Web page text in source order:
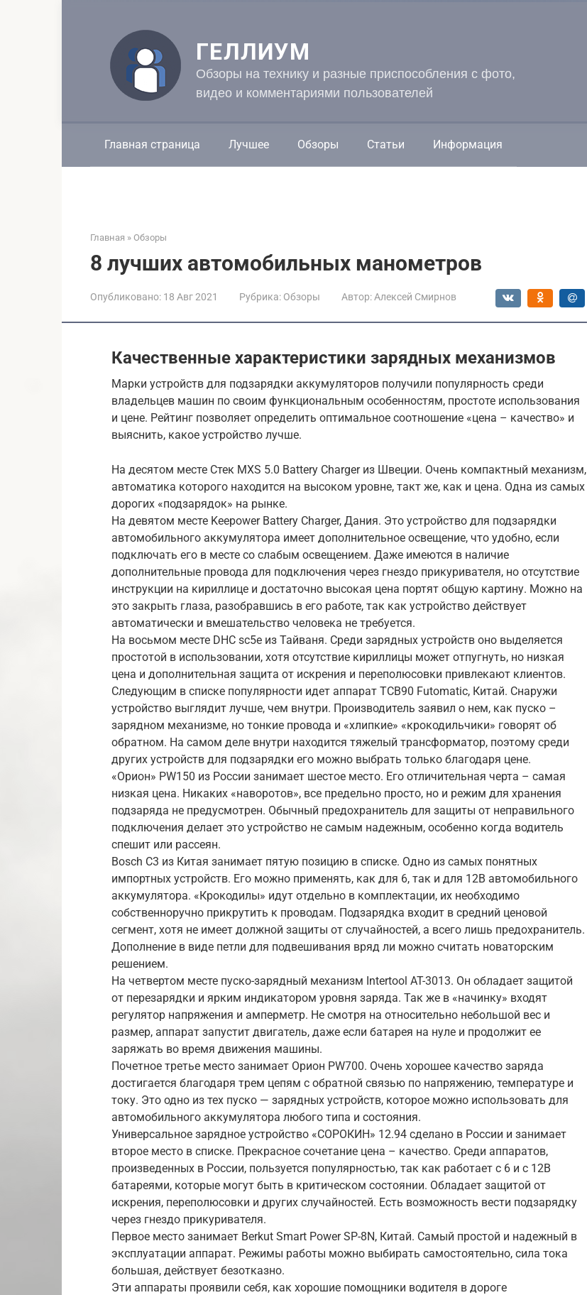
ГЕЛЛИУМ
Обзоры на технику и разные приспособления с фото,
видео и комментариями пользователей
Главная страница Лучшее Обзоры Статьи Информация
Главная » Обзоры
8 лучших автомобильных манометров
Опубликовано: 18 Авг 2021 Рубрика: Обзоры Автор: Алексей Смирнов
Качественные характеристики зарядных механизмов
Марки устройств для подзарядки аккумуляторов получили популярность среди
владельцев машин по своим функциональным особенностям, простоте использования
и цене. Рейтинг позволяет определить оптимальное соотношение «цена – качество» и
выяснить, какое устройство лучше.
На десятом месте Стек MXS 5.0 Battery Сharger из Швеции. Очень компактный механизм,
автоматика которого находится на высоком уровне, такт же, как и цена. Одна из самых
дорогих «подзарядок» на рынке.
На девятом месте Keepower Battery Charger, Дания. Это устройство для подзарядки
автомобильного аккумулятора имеет дополнительное освещение, что удобно, если
подключать его в месте со слабым освещением. Даже имеются в наличие
дополнительные провода для подключения через гнездо прикуривателя, но отсутствие
инструкции на кириллице и достаточно высокая цена портят общую картину. Можно на
это закрыть глаза, разобравшись в его работе, так как устройство действует
автоматически и вмешательство человека не требуется.
На восьмом месте DHC sc5e из Тайваня. Среди зарядных устройств оно выделяется
простотой в использовании, хотя отсутствие кириллицы может отпугнуть, но низкая
цена и дополнительная защита от искрения и переполюсовки привлекают клиентов.
Следующим в списке популярности идет аппарат TCB90 Futomatic, Китай. Снаружи
устройство выглядит лучше, чем внутри. Производитель заявил о нем, как пуско –
зарядном механизме, но тонкие провода и «хлипкие» «крокодильчики» говорят об
обратном. На самом деле внутри находится тяжелый трансформатор, поэтому среди
других устройств для подзарядки его можно выбрать только благодаря цене.
«Орион» PW150 из России занимает шестое место. Его отличительная черта – самая
низкая цена. Никаких «наворотов», все предельно просто, но и режим для хранения
подзаряда не предусмотрен. Обычный предохранитель для защиты от неправильного
подключения делает это устройство не самым надежным, особенно когда водитель
спешит или рассеян.
Bosch C3 из Китая занимает пятую позицию в списке. Одно из самых понятных
импортных устройств. Его можно применять, как для 6, так и для 12В автомобильного
аккумулятора. «Крокодилы» идут отдельно в комплектации, их необходимо
собственноручно прикрутить к проводам. Подзарядка входит в средний ценовой
сегмент, хотя не имеет должной защиты от случайностей, а всего лишь предохранитель.
Дополнение в виде петли для подвешивания вряд ли можно считать новаторским
решением.
На четвертом месте пуско-зарядный механизм Intertool AT-3013. Он обладает защитой
от перезарядки и ярким индикатором уровня заряда. Так же в «начинку» входят
регулятор напряжения и амперметр. Не смотря на относительно небольшой вес и
размер, аппарат запустит двигатель, даже если батарея на нуле и продолжит ее
заряжать во время движения машины.
Почетное третье место занимает Орион PW700. Очень хорошее качество заряда
достигается благодаря трем цепям с обратной связью по напряжению, температуре и
току. Это одно из тех пуско — зарядных устройств, которое можно использовать для
автомобильного аккумулятора любого типа и состояния.
Универсальное зарядное устройство «СОРОКИН» 12.94 сделано в России и занимает
второе место в списке. Прекрасное сочетание цена – качество. Среди аппаратов,
произведенных в России, пользуется популярностью, так как работает с 6 и с 12В
батареями, которые могут быть в критическом состоянии. Обладает защитой от
искрения, переполюсовки и других случайностей. Есть возможность вести подзарядку
через гнездо прикуривателя.
Первое место занимает Berkut Smart Power SP-8N, Китай. Самый простой и надежный в
эксплуатации аппарат. Режимы работы можно выбирать самостоятельно, сила тока
большая, действует безотказно.
Эти аппараты проявили себя, как хорошие помощники водителя в дороге